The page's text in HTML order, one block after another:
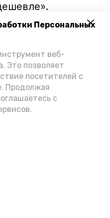
Персональных
веб-
Это позволяет
посетителей с
Продолжая
с